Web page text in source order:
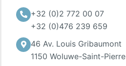
+32 (0)2 772 00 07
+32 (0)476 239 659
46 Av. Louis Gribaumont
1150 Woluwe-Saint-Pierre